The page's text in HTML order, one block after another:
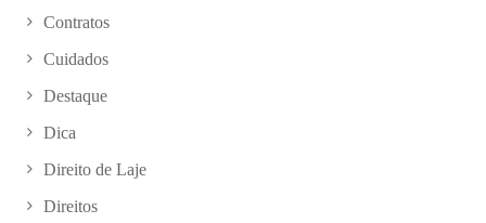
Contratos
Cuidados
Destaque
Dica
Direito de Laje
Direitos